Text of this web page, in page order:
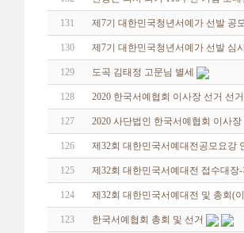
131 제7기 대한민국청년서예가 선발 공
130 제7기 대한민국청년서예가 선발 심
129 도곡 김태정 고문님 별세
128 2020 한국서예협회 이사장 선거 선
127 2020 사단법인 한국서예협회 이사장
126 제32회 대한민국서예대전공모요강
125 제32회 대한민국서예대전 접수대장
124 제32회 대한민국서예대전 및 총회(
123 한국서예협회 총회 및 선거